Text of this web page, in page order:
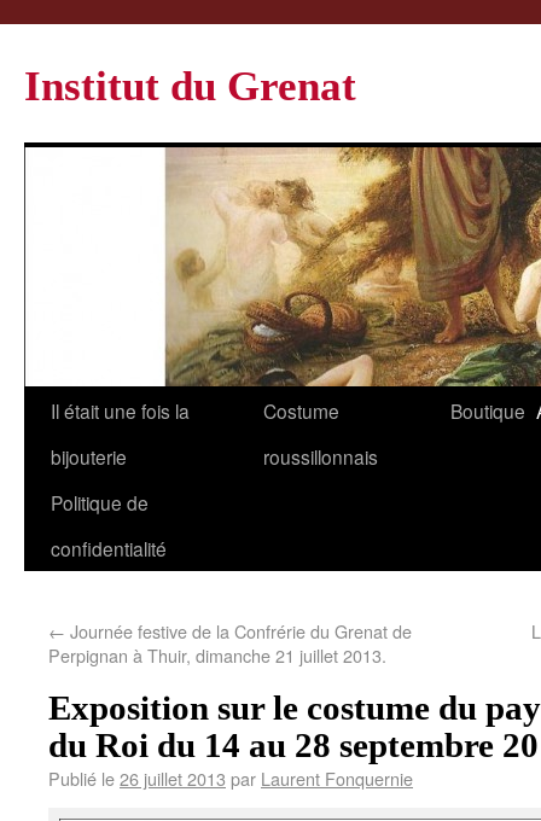
Institut du Grenat
Il était une fois la
bijouterie
Costume
roussillonnais
Boutique
Politique de
confidentialité
← Journée festive de la Confrérie du Grenat de
Perpignan à Thuir, dimanche 21 juillet 2013.
Exposition sur le costume du
du Roi du 14 au 28 septembre
Publié le26 juillet 2013 par Laurent Fonquernie